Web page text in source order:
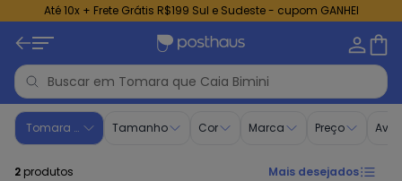
Até 10x + Frete Grátis R$199 Sul e Sudeste - cupom GANHEI
Tomara que Caia - Moda Feminina | Bimini
Tomara que CaiaTamanho Cor Marca Preço
2 produtos Mais desejados